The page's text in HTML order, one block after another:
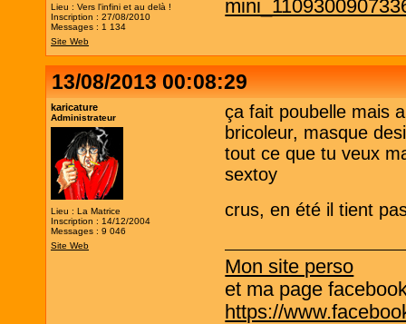
Lieu : Vers l'infini et au delà !
Inscription : 27/08/2010
Messages : 1 134
Site Web
13/08/2013 00:08:29
karicature
Administrateur
Lieu : La Matrice
Inscription : 14/12/2004
Messages : 9 046
Site Web
ça fait poubelle mais
bricoleur, masque
tout ce que tu veux
sextoy
crus, en été il tient
Mon site perso
et ma page
https://